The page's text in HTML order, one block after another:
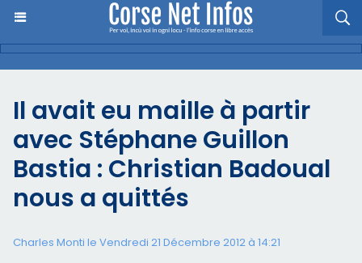
Il avait eu maille à partir
avec Stéphane Guillon
Bastia : Christian Badoual
nous a quittés
Charles Monti le Vendredi 21 Décembre 2012 à 14:21